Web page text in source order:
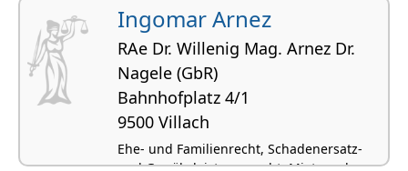
Ingomar Arnez
RAe Dr. Willenig Mag. Arnez Dr.
Nagele (GbR)
Bahnhofplatz 4/1
9500 Villach
Ehe- und Familienrecht, Schadenersatz-